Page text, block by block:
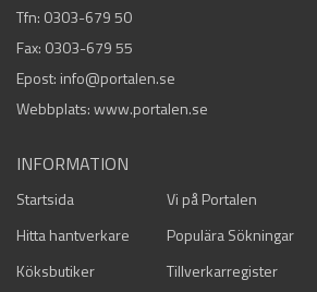
Tfn: 0303-679 50
Fax: 0303-679 55
Epost: info@portalen.se
Webbplats: www.portalen.se
INFORMATION
Startsida Vi på Portalen
Hitta hantverkare
Populära Sökningar
Köksbutiker
Tillverkarregister